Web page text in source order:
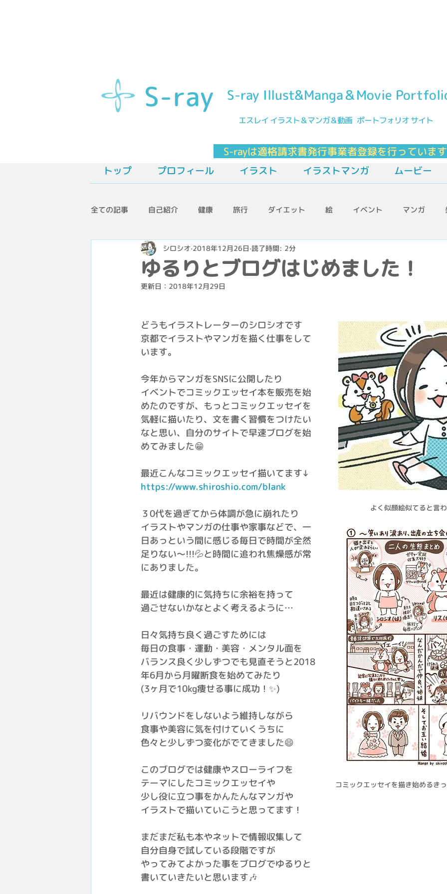
S-ray S-ray Illust&Manga＆Movie
エスレイ イラスト＆マンガ＆動画 ポートフォリオ サイト
トップ プロフィール イラスト イラストマンガ ムービー
S-rayは適格請求書発行事業者登録を行ってい
全ての記事 自己紹介 健康 旅行 ダイエット 絵 イベント マンガ
ゆるりとブログはじめました！
シロシオ 2018年12月26日 読了時間: 2分
更新日： 2018年12月29日
よく似顔絵似てると言
どうもイラストレーターのシロシオです
京都でイラストやマンガを描く仕事をして
います。
今年からマンガをSNSに公開したり
イベントでコミックエッセイ本を販売を始
めたのですが、もっとコミックエッセイを
気軽に描いたり、文を書く習慣をつけたい
なと思い、自分のサイトで早速ブログを始
めてみました😁
最近こんなコミックエッセイ描いてます↓
https://www.shiroshio.com/blank
コミックエッセイを描き始めるき
３0代を過ぎてから体調が急に崩れたり
イラストやマンガの仕事や家事などで、一
日あっという間に感じる毎日で時間が全然
足りない〜!!!💦と時間に追われ焦燥感が常
にありました。
最近は健康的に気持ちに余裕を持って
過ごせないかなとよく考えるように…
日々気持ち良く過ごすためには
毎日の食事・運動・美容・メンタル面を
バランス良く少しずつでも見直そうと2018
年6月から月曜断食を始めてみたり
(3ヶ月で10kg痩せる事に成功！✨)
リバウンドをしないよう維持しながら
食事や美容に気を付けていくうちに
色々と少しずつ変化がでてきました😄
このブログでは健康やスローライフを
テーマにしたコミックエッセイや
少し役に立つ事をかんたんなマンガや
イラストで描いていこうと思ってます！
まだまだ私も本やネットで情報収集して
自分自身で試している段階ですが
やってみてよかった事をブログでゆるりと
書いていきたいと思います🎶